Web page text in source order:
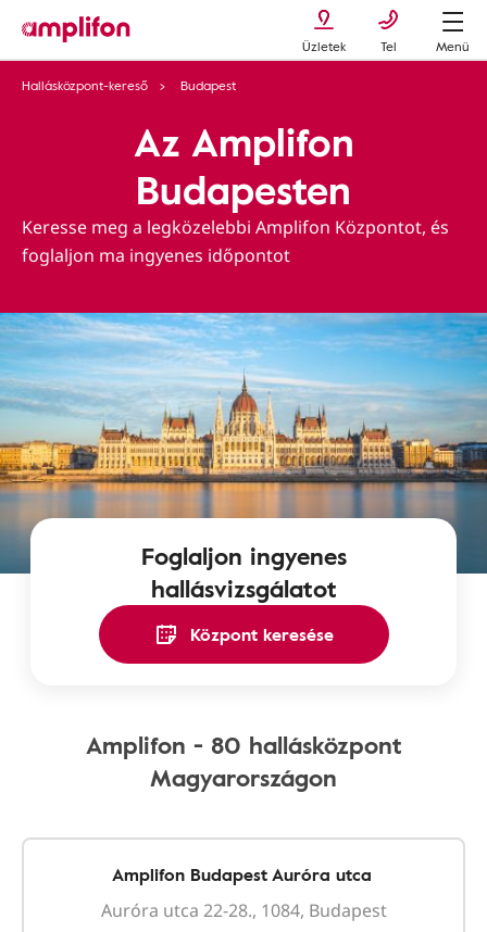
Üzletek Tel
Menü
Hallásközpont-kereső
Budapest
Az Amplifon
Budapesten
Keresse meg a legközelebbi Amplifon Központot, és
foglaljon ma ingyenes időpontot
Foglaljon ingyenes
hallásvizsgálatot
Központ keresése
Amplifon - 80 hallásközpont
Magyarországon
Amplifon Budapest Auróra utca
Auróra utca 22-28., 1084, Budapest